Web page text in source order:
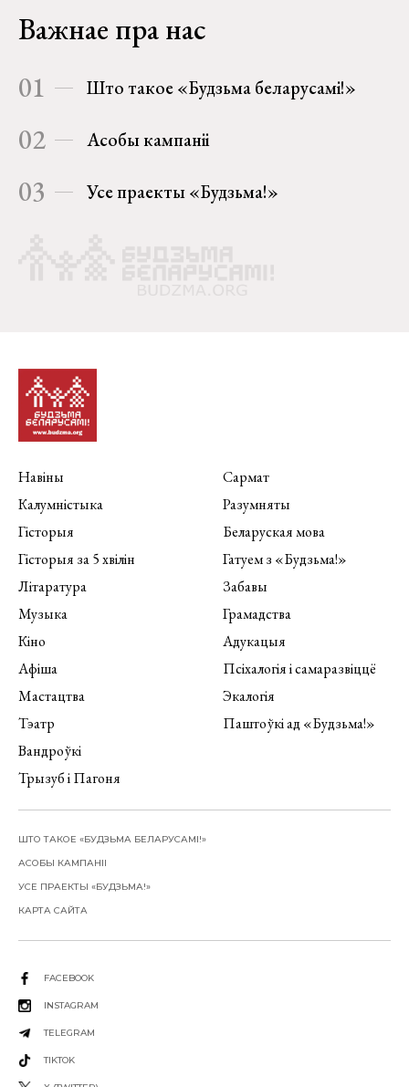
Важнае пра нас
01 Што такое «Будзьма беларусамі!»
02 Асобы кампаніі
03 Усе праекты «Будзьма!»
Навіны
Калумністыка
Гісторыя
Гісторыя за 5 хвілін
Літаратура
Музыка
Кіно
Афіша
Мастацтва
Тэатр
Вандроўкі
Трызуб і Пагоня
Сармат
Разумняты
Беларуская мова
Гатуем з «Будзьма!»
Забавы
Грамадства
Адукацыя
Псіхалогія і самаразвіццё
Экалогія
Паштоўкі ад «Будзьма!»
ШТО ТАКОЕ «БУДЗЬМА БЕЛАРУСАМІ!»
АСОБЫ КАМПАНІІ
УСЕ ПРАЕКТЫ «БУДЗЬМА!»
КАРТА САЙТА
FACEBOOK
INSTAGRAM
TELEGRAM
TIKTOK